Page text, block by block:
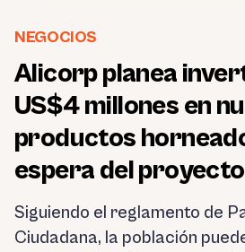
NEGOCIOS
Alicorp planea
US$4 millones en
productos
espera del
Siguiendo el reglamento de
Ciudadana, la población